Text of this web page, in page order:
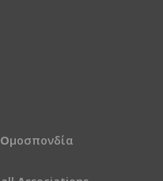
Ομοσπονδία